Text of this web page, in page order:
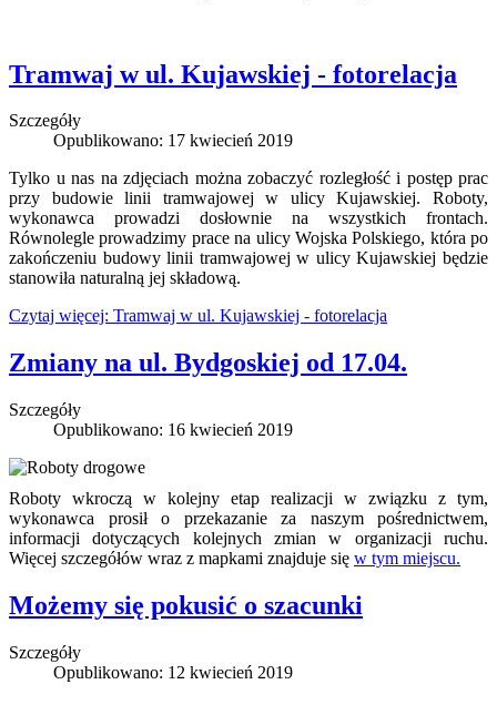
Tramwaj w ul. Kujawskiej - fotorelacja
Szczegóły
Opublikowano: 17 kwiecień 2019
Tylko u nas na zdjęciach można zobaczyć rozległość i postęp prac
przy budowie linii tramwajowej w ulicy Kujawskiej. Roboty,
wykonawca prowadzi dosłownie na wszystkich frontach.
Równolegle prowadzimy prace na ulicy Wojska Polskiego, która po
zakończeniu budowy linii tramwajowej w ulicy Kujawskiej będzie
stanowiła naturalną jej składową.
Czytaj więcej: Tramwaj w ul. Kujawskiej - fotorelacja
Zmiany na ul. Bydgoskiej od 17.04.
Szczegóły
Opublikowano: 16 kwiecień 2019
Roboty wkroczą w kolejny etap realizacji w związku z tym,
wykonawca prosił o przekazanie za naszym pośrednictwem,
informacji dotyczących kolejnych zmian w organizacji ruchu.
Więcej szczegółów wraz z mapkami znajduje się w tym miejscu.
Możemy się pokusić o szacunki
Szczegóły
Opublikowano: 12 kwiecień 2019